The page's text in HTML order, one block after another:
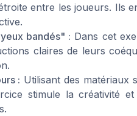
entre lesjoueurs. Ils
bandés" : Dans cet
claires de leurs
: Utilisant des matériaux
stimule la créativité